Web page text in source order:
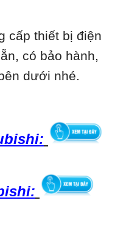
cấp thiết bị điện
có bảo hành,
dưới nhé.